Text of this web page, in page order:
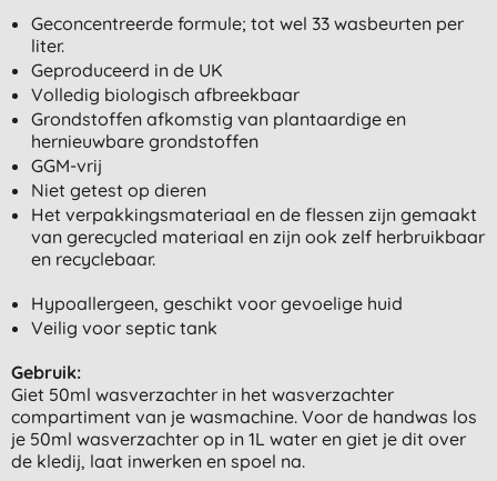
Geconcentreerde formule; tot wel 33 wasbeurten per
liter.
Geproduceerd in de UK
Volledig biologisch afbreekbaar
Grondstoffen afkomstig van plantaardige en
hernieuwbare grondstoffen
GGM-vrij
Niet getest op dieren
Het verpakkingsmateriaal en de flessen zijn gemaakt
van gerecycled materiaal en zijn ook zelf herbruikbaar
en recyclebaar.
Hypoallergeen, geschikt voor gevoelige huid
Veilig voor septic tank
Gebruik:
Giet 50ml wasverzachter in het wasverzachter
compartiment van je wasmachine. Voor de handwas los
je 50ml wasverzachter op in 1L water en giet je dit over
de kledij, laat inwerken en spoel na.